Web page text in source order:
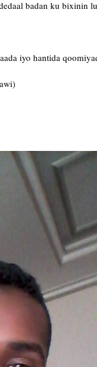
badan ku bixinin
iyo hantida